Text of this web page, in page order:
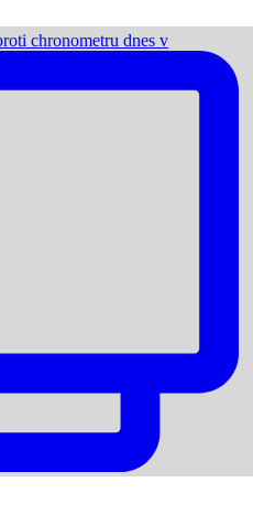
chronometru dnes v